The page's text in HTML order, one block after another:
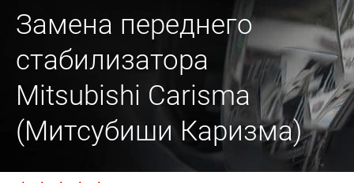
Замена переднего
стабилизатора
Mitsubishi Carisma
(Митсубиши Каризма)